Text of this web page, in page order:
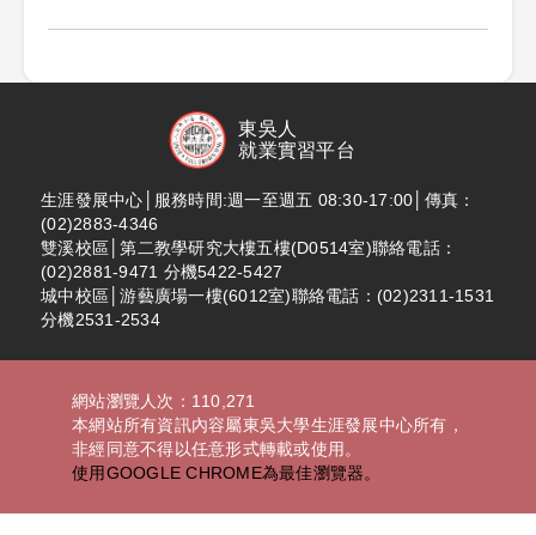
東吳人
就業實習平台
生涯發展中心│服務時間:週一至週五 08:30-17:00│傳真：
(02)2883-4346
雙溪校區│第二教學研究大樓五樓(D0514室)聯絡電話：
(02)2881-9471 分機5422-5427
城中校區│游藝廣場一樓(6012室)聯絡電話：(02)2311-1531
分機2531-2534
網站瀏覽人次：110,271
本網站所有資訊內容屬東吳大學生涯發展中心所有，
非經同意不得以任意形式轉載或使用。
使用GOOGLE CHROME為最佳瀏覽器。